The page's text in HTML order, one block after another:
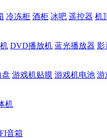
冷冻柜 酒柜 冰吧 遥控器 机
DVD播放机 蓝光播放器 影
盘 游戏机贴膜 游戏机电池 游
机
音箱